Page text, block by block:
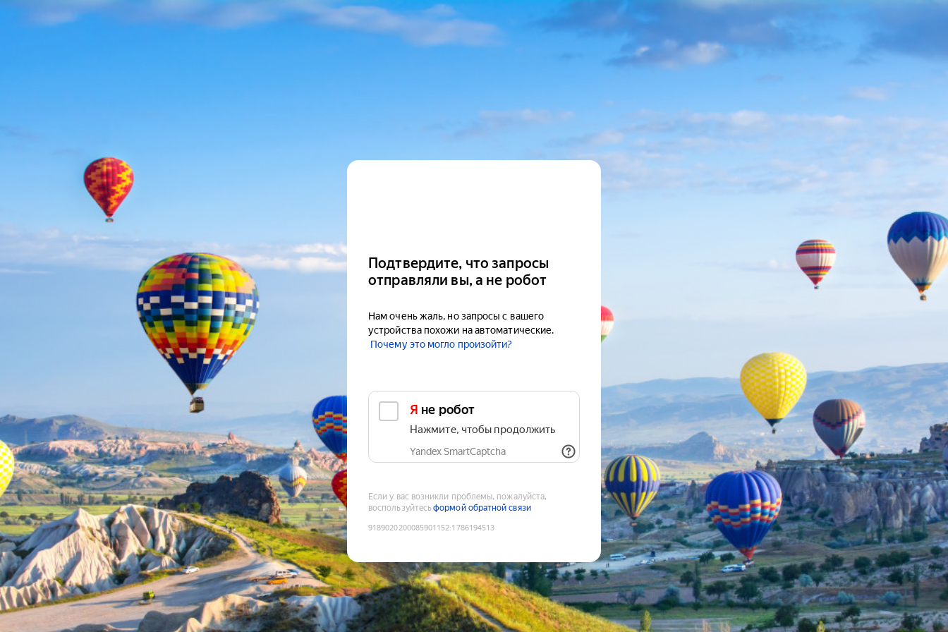
Подтвердите, что запросы
отправляли вы, а не робот
Нам очень жаль, но запросы с вашего
устройства похожи на автоматические.
Почему это могло произойти?
Я не робот
Нажмите, чтобы продолжить
Yandex SmartCaptcha
Если у вас возникли проблемы, пожалуйста,
воспользуйтесьформой обратной связи
9189020200085901152:1786194513